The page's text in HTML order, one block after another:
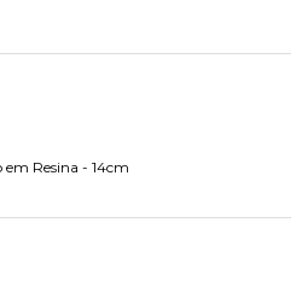
Resina - 14cm